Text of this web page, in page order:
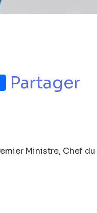
Partager
Ministre, Chef